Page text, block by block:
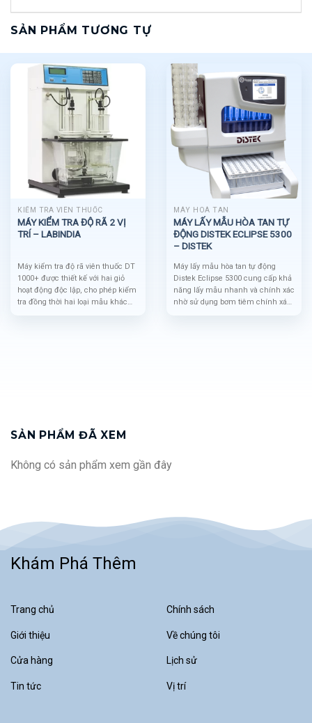
SẢN PHẨM TƯƠNG TỰ
KIỂM TRA VIÊN THUỐC
MÁY KIỂM TRA ĐỘ RÃ 2 VỊ
TRÍ – LABINDIA
Máy kiểm tra độ rã viên thuốc DT
1000+ được thiết kế với hai giỏ
hoạt động độc lập, cho phép kiểm
tra đồng thời hai loại mẫu khác
MÁY HOÀ TAN
MÁY LẤY MẪU HÒA TAN TỰ
ĐỘNG DISTEK ECLIPSE 5300
– DISTEK
Máy lấy mẫu hòa tan tự động
Distek Eclipse 5300 cung cấp khả
năng lấy mẫu nhanh và chính xác
nhờ sử dụng bơm tiêm chính xác.
SẢN PHẨM ĐÃ XEM
Không có sản phẩm xem gần đây
Khám Phá Thêm
Trang chủ
Giới thiệu
Cửa hàng
Tin tức
Chính sách
Về chúng tôi
Lịch sử
Vị trí